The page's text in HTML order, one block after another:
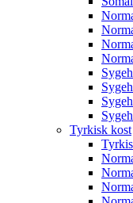
Tyrkisk kost